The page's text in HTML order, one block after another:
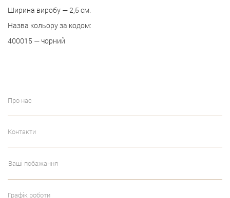
Ширина виробу — 2,5 см.
Назва кольору за кодом:
400015 — чорний
Про нас
Контакти
Ваші побажання
Графік роботи